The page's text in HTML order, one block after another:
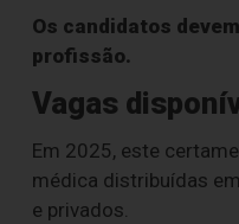
Os candidatos
profissão.
Vagas
Em 2025, este
médica distribuídas
e privados.